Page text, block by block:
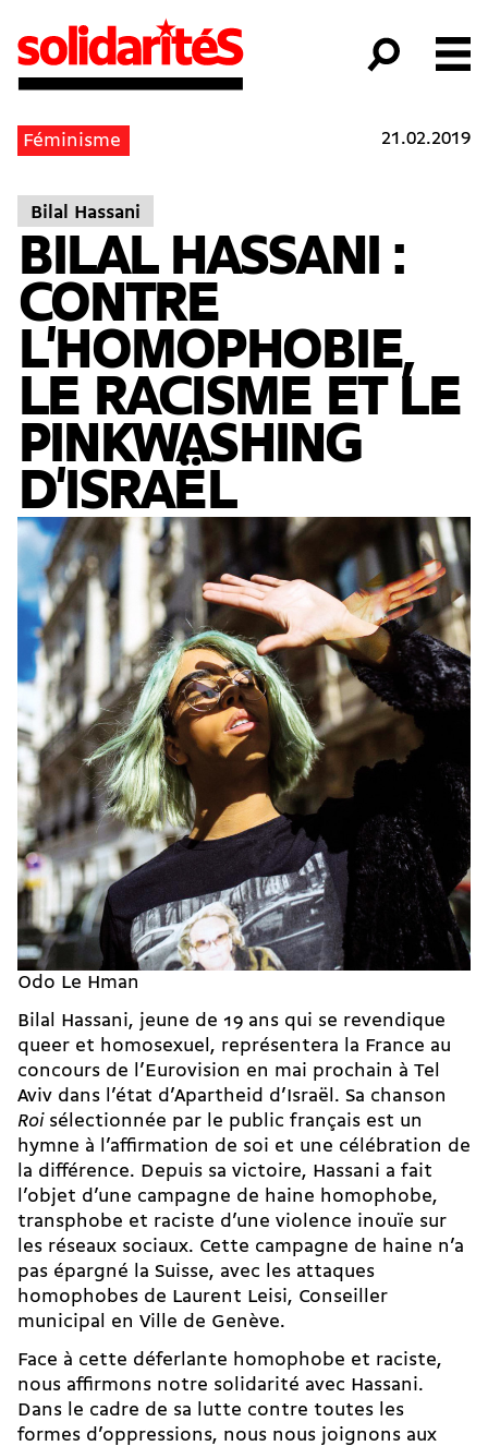
Féminisme 21.02.2019
Bilal Hassani
BILAL HASSANI :
CONTRE
L'HOMOPHOBIE,
LE RACISME ET LE
PINKWASHING
D'ISRAËL
Odo Le Hman
Bilal Hassani, jeune de 19 ans qui se revendique
queer et homosexuel, représentera la France au
concours de l’Eurovision en mai prochain à Tel
Aviv dans l’état d’Apartheid d’Israël. Sa chanson
Roi sélectionnée par le public français est un
hymne à l’affirmation de soi et une célébration de
la différence. Depuis sa victoire, Hassani a fait
l’objet d’une campagne de haine homophobe,
transphobe et raciste d’une violence inouïe sur
les réseaux sociaux. Cette campagne de haine n’a
pas épargné la Suisse, avec les attaques
homophobes de Laurent Leisi, Conseiller
municipal en Ville de Genève.
Face à cette déferlante homophobe et raciste,
nous affirmons notre solidarité avec Hassani.
Dans le cadre de sa lutte contre toutes les
formes d’oppressions, nous nous joignons aux